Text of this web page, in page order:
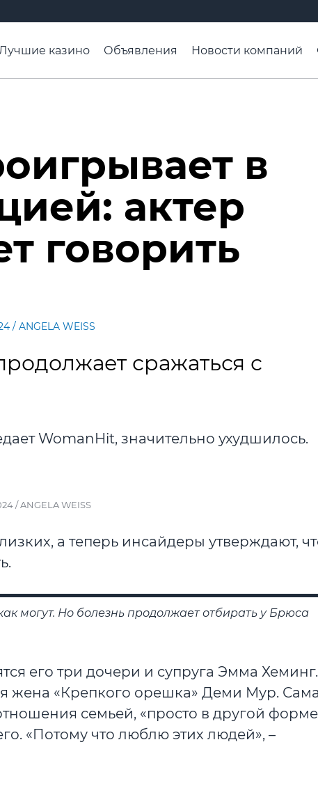
Лучшие казино Объявления Новости компаний
в
актер
говорить
/ ANGELA WEISS
сражаться с
WomanHit, значительно ухудшилось.
/ ANGELA WEISS
а теперь инсайдеры утверждают,
могут. Но болезнь продолжает отбирать у Брюса
его три дочери и супруга Эмма Хеминг.
жена «Крепкого орешка» Деми Мур. Сама
семьей, «просто в другой
«Потому что люблю этих людей», –